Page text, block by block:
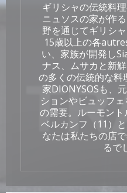
ギリシャの伝統料
ニュソスの家が作
野を通じてギリシ
15歳以上の各
い、家族が開発し
ナス、ムサカと新
の多くの伝統的な
家DIONYSOSも、
ションやビュッフ
の需要。ルーモン
ベルカンフ（11）
なたは私たちの店
るで